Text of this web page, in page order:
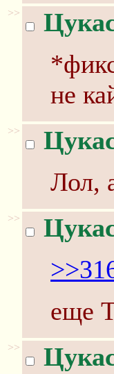
>>
не
>>
Лол,
>>
еще
>>